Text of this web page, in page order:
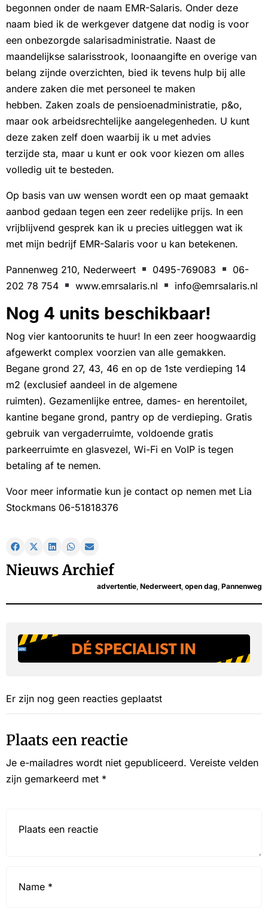
begonnen onder de naam EMR-Salaris. Onder deze
naam bied ik de werkgever datgene dat nodig is voor
een onbezorgde salarisadministratie. Naast de
maandelijkse salarisstrook, loonaangifte en overige van
belang zijnde overzichten, bied ik tevens hulp bij alle
andere zaken die met personeel te maken
hebben. Zaken zoals de pensioenadministratie, p&o,
maar ook arbeidsrechtelijke aangelegenheden. U kunt
deze zaken zelf doen waarbij ik u met advies
terzijde sta, maar u kunt er ook voor kiezen om alles
volledig uit te besteden.
Op basis van uw wensen wordt een op maat gemaakt
aanbod gedaan tegen een zeer redelijke prijs. In een
vrijblijvend gesprek kan ik u precies uitleggen wat ik
met mijn bedrijf EMR-Salaris voor u kan betekenen.
Pannenweg 210, Nederweert 0495-769083
06-
202 78 754
www.emrsalaris.nl info@emrsalaris.nl
Nog 4 units beschikbaar!
Nog vier kantoorunits te huur! In een zeer hoogwaardig
afgewerkt complex voorzien van alle gemakken.
Begane grond 27, 43, 46 en op de 1ste verdieping 14
m2 (exclusief aandeel in de algemene
ruimten). Gezamenlijke entree, dames- en herentoilet,
kantine begane grond, pantry op de verdieping. Gratis
gebruik van vergaderruimte, voldoende gratis
parkeerruimte en glasvezel, Wi-Fi en VoIP is tegen
betaling af te nemen.
Voor meer informatie kun je contact op nemen met Lia
Stockmans 06-51818376
Nieuws Archief
advertentie Nederweert open dag Pannenweg
Er zijn nog geen reacties geplaatst
Plaats een reactie
Je e-mailadres wordt niet gepubliceerd. Vereiste velden
zijn gemarkeerd met *